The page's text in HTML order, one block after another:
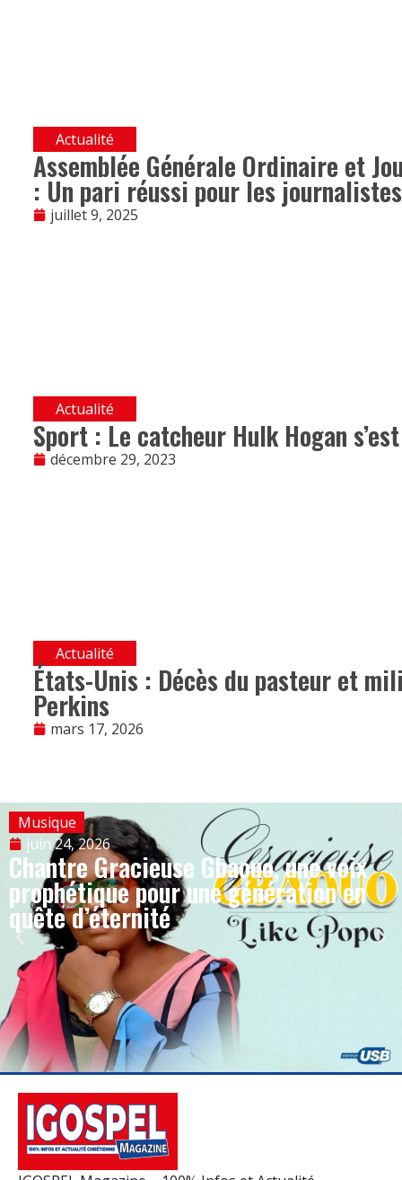
Actualité
Assemblée Générale Ordinaire et
: Un pari réussi pour les journalistes
juillet 9, 2025
Actualité
Sport : Le catcheur Hulk Hogan
décembre 29, 2023
Actualité
États-Unis : Décès du pasteur et
Perkins
mars 17, 2026
Musique
juin 24, 2026
Chantre Gracieuse Gbaouo, une voix
prophétique pour une génération en
quête d’éternité